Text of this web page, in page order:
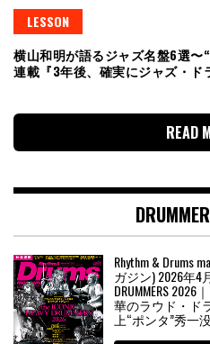
LESSON
横山和明が語るジャズ名盤6選〜
連載『3年後、確実にジャズ・ド
READ
Rhythm & Drums
ガジン) 2026年4
DRUMMERS
華のラウド・ド
上“ポンタ”秀一